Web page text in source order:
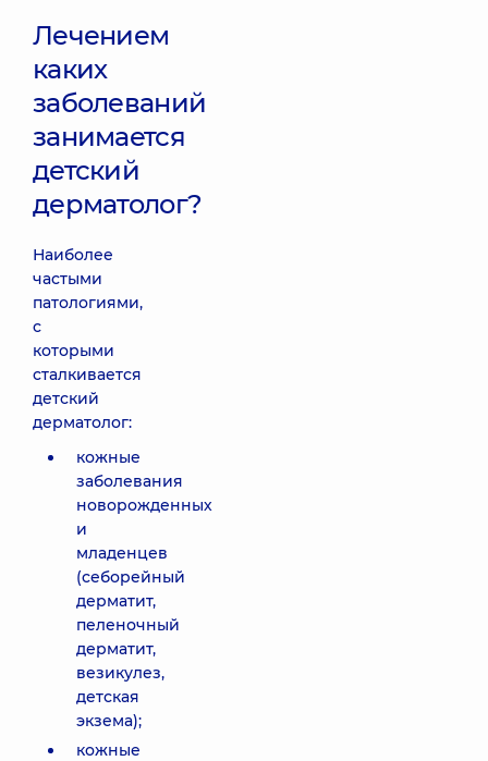
Лечением
каких
заболеваний
занимается
детский
дерматолог?
Наиболее
частыми
патологиями,
с
которыми
сталкивается
детский
дерматолог:
кожные
заболевания
новорожденных
и
младенцев
(себорейный
дерматит,
пеленочный
дерматит,
везикулез,
детская
экзема);
кожные